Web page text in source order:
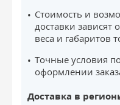
Стоимость и
доставки зависят
веса и габаритов
Точные условия
оформлении
Доставка в